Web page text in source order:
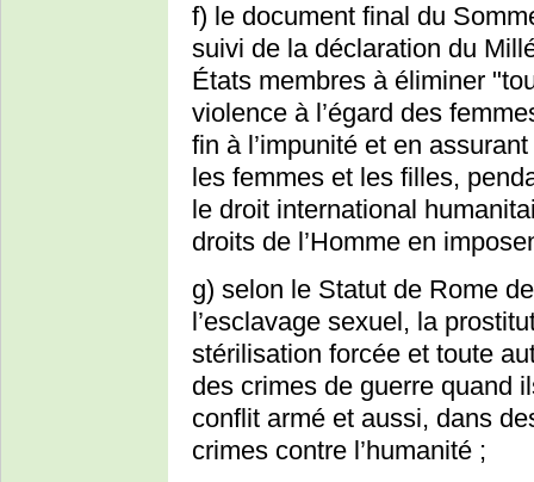
f) le document final du
suivi de la déclaration du
États membres à éliminer
violence à l’égard des
fin à l’impunité et en
les femmes et les filles,
le droit international
droits de l’Homme en
g) selon le Statut de Rome
l’esclavage sexuel, la
stérilisation forcée et toute
des crimes de guerre quand
conflit armé et aussi, dans
crimes contre l’humanité ;